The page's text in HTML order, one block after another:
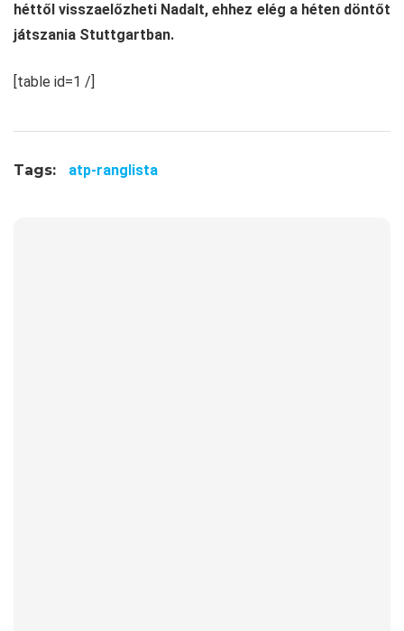
héttől visszaelőzheti Nadalt, ehhez elég a héten döntőt
játszania Stuttgartban.
[table id=1 /]
Tags: atp-ranglista